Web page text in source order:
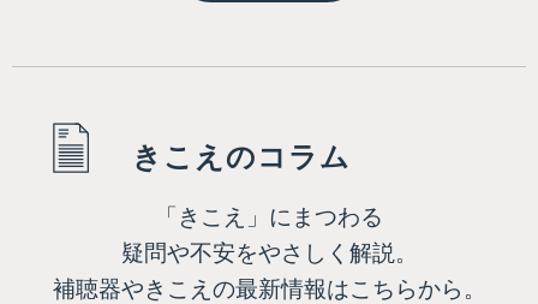
きこえのコラム
「きこえ」にまつわる
疑問や不安をやさしく解説。
補聴器やきこえの最新情報はこちらから。